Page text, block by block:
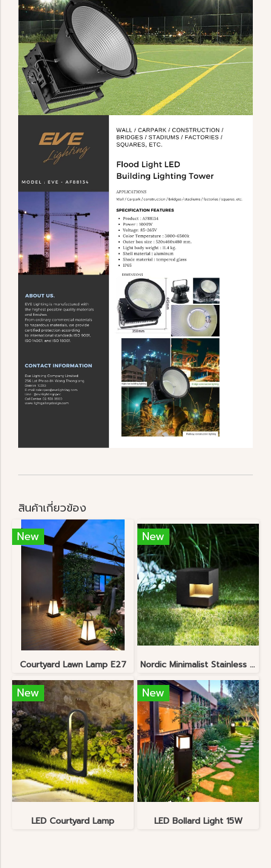
สินค้าเกี่ยวข้อง
New
Courtyard Lawn Lamp E27
New
Nordic Minimalist Stainless Steel Lawn Lamp
New
LED Courtyard Lamp
New
LED Bollard Light 15W